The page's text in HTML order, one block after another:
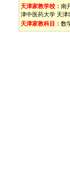
天津家教学校： 南
津中医药大学 天津
天津家教科目： 数